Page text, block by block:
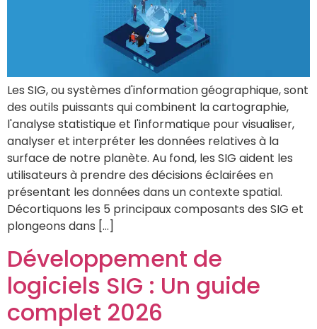
Les SIG, ou systèmes d'information géographique, sont
des outils puissants qui combinent la cartographie,
l'analyse statistique et l'informatique pour visualiser,
analyser et interpréter les données relatives à la
surface de notre planète. Au fond, les SIG aident les
utilisateurs à prendre des décisions éclairées en
présentant les données dans un contexte spatial.
Décortiquons les 5 principaux composants des SIG et
plongeons dans [...]
Développement de
logiciels SIG : Un guide
complet 2026